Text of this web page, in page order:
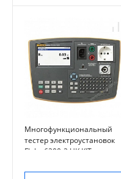
Многофункциональный
тестер электроустановок
Fluke 6200-2 UK KIT